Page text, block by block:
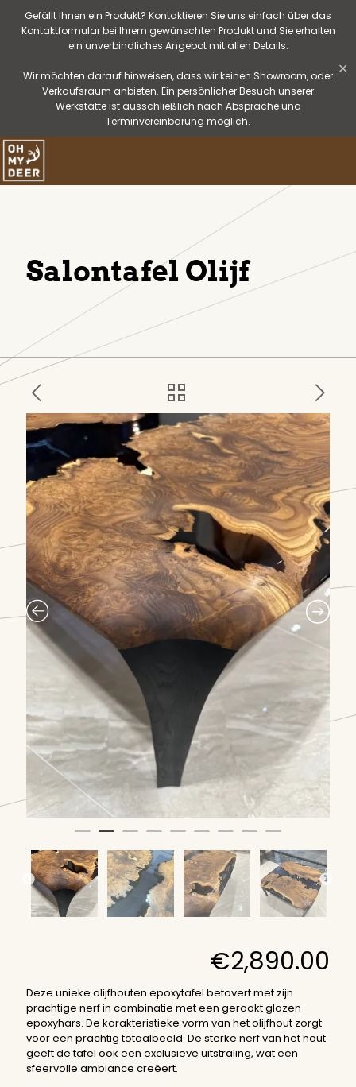
Gefällt Ihnen ein Produkt? Kontaktieren Sie uns einfach über das
Kontaktformular bei Ihrem gewünschten Produkt und Sie erhalten
ein unverbindliches Angebot mit allen Details.
Wir möchten darauf hinweisen, dass wir keinen Showroom, oder
Verkaufsraum anbieten. Ein persönlicher Besuch unserer
Werkstätte ist ausschließlich nach Absprache und
Terminvereinbarung möglich.
✕
Salontafel Olijf
€2,890.00
Deze unieke olijfhouten epoxytafel betovert met zijn
prachtige nerf in combinatie met een gerookt glazen
epoxyhars. De karakteristieke vorm van het olijfhout zorgt
voor een prachtig totaalbeeld. De sterke nerf van het hout
geeft de tafel ook een exclusieve uitstraling, wat een
sfeervolle ambiance creëert.